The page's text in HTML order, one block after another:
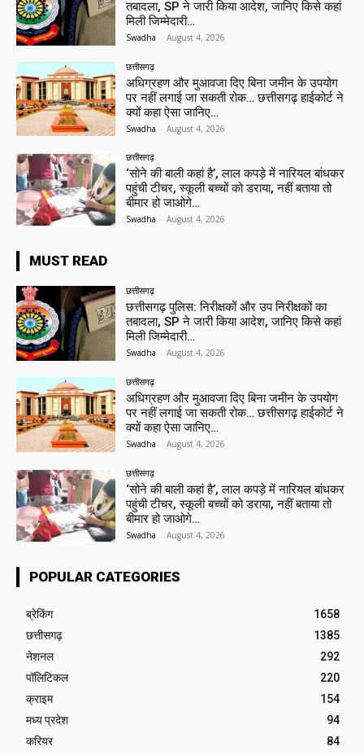
तबादला, SP ने जारी किया आदेश, जानिए किसे कहां
मिली जिम्मेदारी…
Swadha - August 4, 2026
छत्तीसगढ़
अधिग्रहण और मुआवजा दिए बिना जमीन के उपयोग
पर नहीं लगाई जा सकती रोक… छत्तीसगढ़ हाईकोर्ट ने
क्यों कहा ऐसा जानिए…
Swadha - August 4, 2026
छत्तीसगढ़
‘सोने की बाली कहां है’, लाल कपड़े में नारियल बांधकर
पहुंची टीचर, स्कूली बच्चों को डराया, नहीं बताया तो
बीमार हो जाओगे…
Swadha - August 4, 2026
MUST READ
छत्तीसगढ़
छत्तीसगढ़ पुलिस: निरीक्षकों और उप निरीक्षकों का
तबादला, SP ने जारी किया आदेश, जानिए किसे कहां
मिली जिम्मेदारी…
Swadha - August 4, 2026
छत्तीसगढ़
अधिग्रहण और मुआवजा दिए बिना जमीन के उपयोग
पर नहीं लगाई जा सकती रोक… छत्तीसगढ़ हाईकोर्ट ने
क्यों कहा ऐसा जानिए…
Swadha - August 4, 2026
छत्तीसगढ़
‘सोने की बाली कहां है’, लाल कपड़े में नारियल बांधकर
पहुंची टीचर, स्कूली बच्चों को डराया, नहीं बताया तो
बीमार हो जाओगे…
Swadha - August 4, 2026
POPULAR CATEGORIES
ब्रेकिंग
1658
छत्तीसगढ़
1385
नेशनल
292
पॉलिटिकल
220
क्राइम
154
मध्य प्रदेश
94
करियर
84